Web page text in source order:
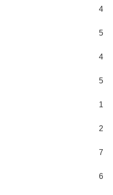
4
5
4
5
1
2
7
6